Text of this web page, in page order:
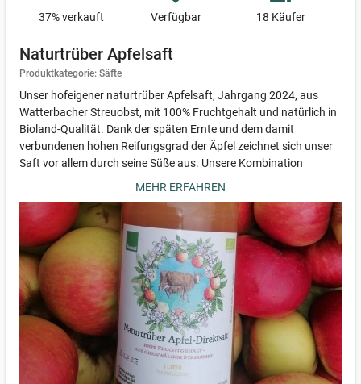
37% verkauft Verfügbar 18 Käufer
Naturtrüber Apfelsaft
Produktkategorie: Säfte
Unser hofeigener naturtrüber Apfelsaft, Jahrgang 2024, aus
Watterbacher Streuobst, mit 100% Fruchtgehalt und natürlich in
Bioland-Qualität. Dank der späten Ernte und dem damit
verbundenen hohen Reifungsgrad der Äpfel zeichnet sich unser
Saft vor allem durch seine Süße aus. Unsere Kombination
MEHR ERFAHREN